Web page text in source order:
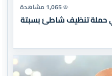
1,065 مشاهدة
حملة تنظيف شاطئ بسبتة